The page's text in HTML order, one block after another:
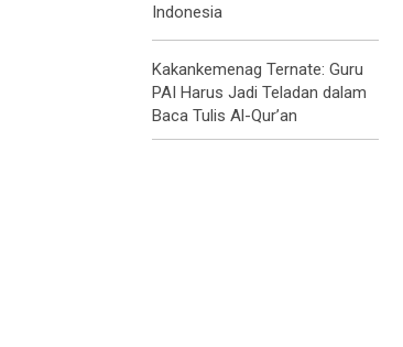
Indonesia
Kakankemenag Ternate: Guru
PAI Harus Jadi Teladan dalam
Baca Tulis Al-Qur’an